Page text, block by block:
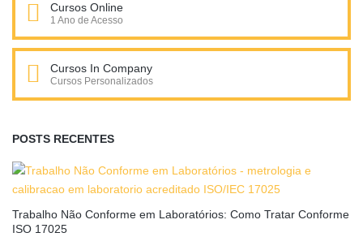
Cursos Online
1 Ano de Acesso
Cursos In Company
Cursos Personalizados
POSTS RECENTES
Trabalho Não Conforme em Laboratórios: Como Tratar Conforme
ISO 17025